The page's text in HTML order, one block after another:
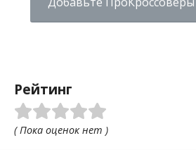
Рейтинг
( Пока оценок нет )